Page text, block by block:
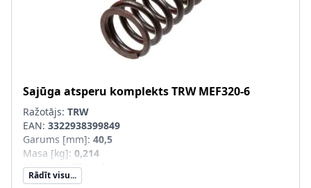
Sajūga atsperu komplektsTRW MEF320-6
Ražotājs: TRW
EAN: 3322938399849
Garums [mm]: 40,5
Masa [kg]: 0,214
Materiāls:Tērauds
Iekšējais diametrs [mm]
Rādīt visu...